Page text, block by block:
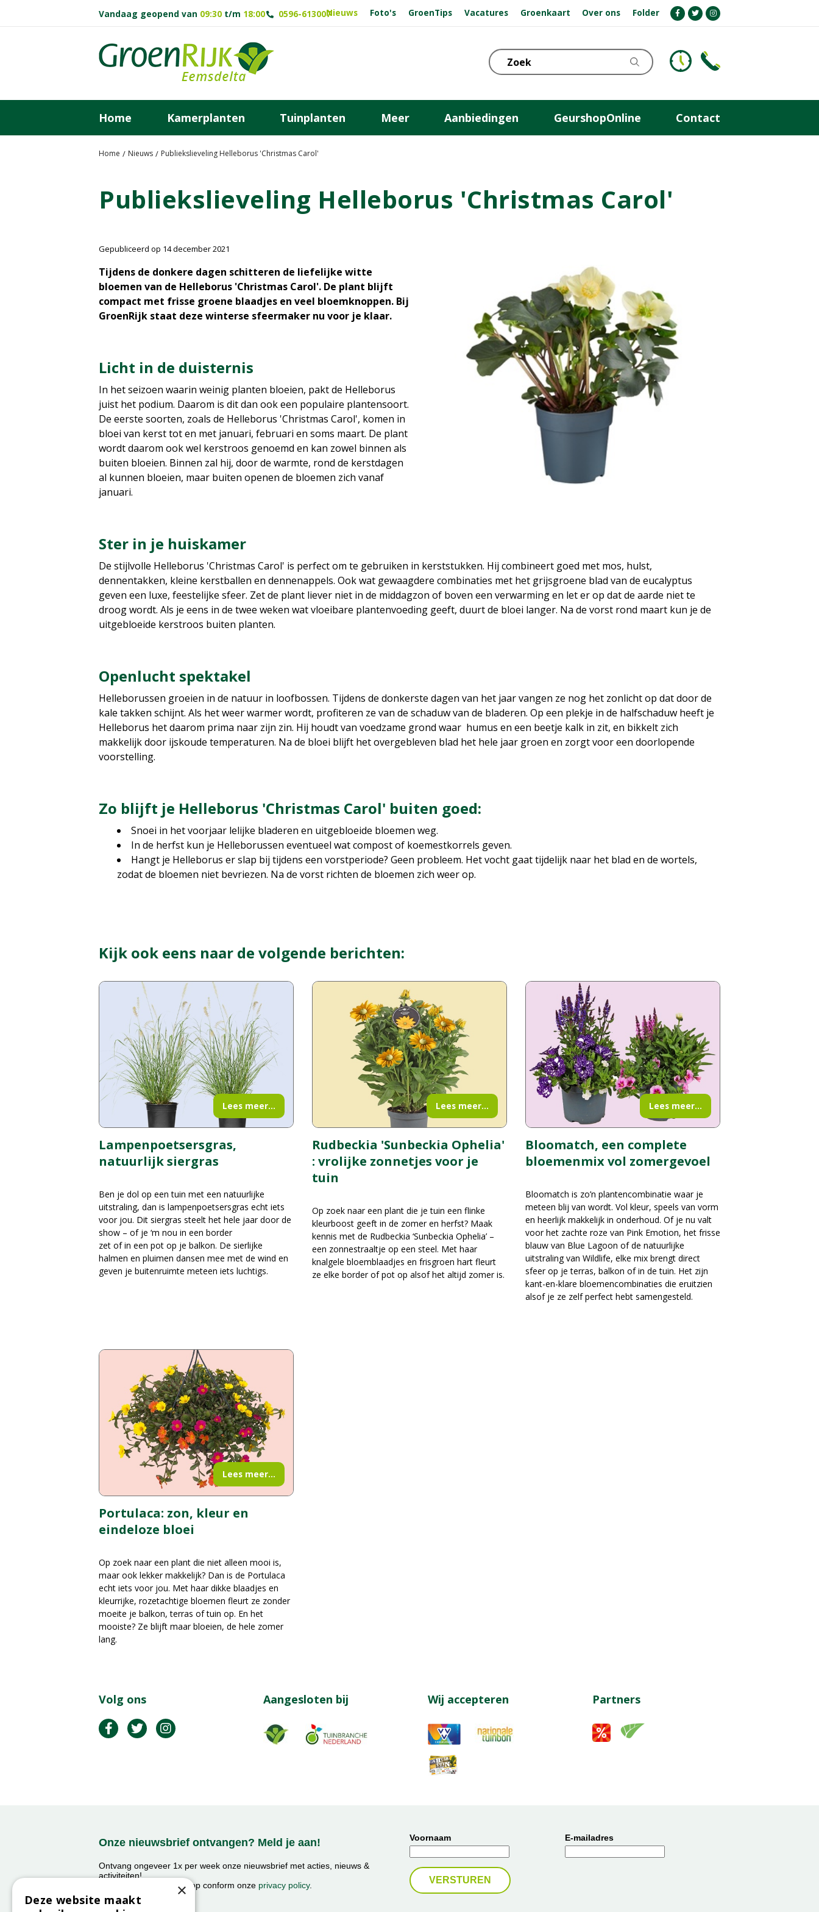
t
Home Nieuws Publiekslieveling Helleborus 'Christmas Carol'
Vandaag geopend van 09:30 t/m 18:00 0596-613007Nieuws Foto's GroenTips Vacatures Groenkaart Over ons Folder
Home Kamerplanten Tuinplanten Meer Aanbiedingen GeurshopOnline Contact
Publiekslieveling Helleborus 'Christmas Carol'
Gepubliceerd op 14 december 2021
Tijdens de donkere dagen schitteren de liefelijke witte
bloemen van de Helleborus 'Christmas Carol'. De plant blijft
compact met frisse groene blaadjes en veel bloemknoppen. Bij
GroenRijk staat deze winterse sfeermaker nu voor je klaar.
Licht in de duisternis
In het seizoen waarin weinig planten bloeien, pakt de Helleborus
juist het podium. Daarom is dit dan ook een populaire plantensoort.
De eerste soorten, zoals de Helleborus 'Christmas Carol', komen in
bloei van kerst tot en met januari, februari en soms maart. De plant
wordt daarom ook wel kerstroos genoemd en kan zowel binnen als
buiten bloeien. Binnen zal hij, door de warmte, rond de kerstdagen
al kunnen bloeien, maar buiten openen de bloemen zich vanaf
januari.
Ster in je huiskamer
De stijlvolle Helleborus 'Christmas Carol' is perfect om te gebruiken in kerststukken. Hij combineert goed met mos, hulst,
dennentakken, kleine kerstballen en dennenappels. Ook wat gewaagdere combinaties met het grijsgroene blad van de eucalyptus
geven een luxe, feestelijke sfeer. Zet de plant liever niet in de middagzon of boven een verwarming en let er op dat de aarde niet te
droog wordt. Als je eens in de twee weken wat vloeibare plantenvoeding geeft, duurt de bloei langer. Na de vorst rond maart kun je de
uitgebloeide kerstroos buiten planten.
Openlucht spektakel
Helleborussen groeien in de natuur in loofbossen. Tijdens de donkerste dagen van het jaar vangen ze nog het zonlicht op dat door de
kale takken schijnt. Als het weer warmer wordt, profiteren ze van de schaduw van de bladeren. Op een plekje in de halfschaduw heeft je
Helleborus het daarom prima naar zijn zin. Hij houdt van voedzame grond waar humus en een beetje kalk in zit, en bikkelt zich
makkelijk door ijskoude temperaturen. Na de bloei blijft het overgebleven blad het hele jaar groen en zorgt voor een doorlopende
voorstelling.
Zo blijft je Helleborus 'Christmas Carol' buiten goed:
Snoei in het voorjaar lelijke bladeren en uitgebloeide bloemen weg.
In de herfst kun je Helleborussen eventueel wat compost of koemestkorrels geven.
Hangt je Helleborus er slap bij tijdens een vorstperiode? Geen probleem. Het vocht gaat tijdelijk naar het blad en de wortels,
zodat de bloemen niet bevriezen. Na de vorst richten de bloemen zich weer op.
Kijk ook eens naar de volgende berichten:
Lampenpoetsersgras,
natuurlijk siergras
Ben je dol op een tuin met een natuurlijke
uitstraling, dan is lampenpoetsersgras echt iets
voor jou. Dit siergras steelt het hele jaar door de
show – of je ‘m nou in een border
zet of in een pot op je balkon. De sierlijke
halmen en pluimen dansen mee met de wind en
geven je buitenruimte meteen iets luchtigs.
Lees meer...
Rudbeckia 'Sunbeckia Ophelia'
: vrolijke zonnetjes voor je
tuin
Op zoek naar een plant die je tuin een flinke
kleurboost geeft in de zomer en herfst? Maak
kennis met de Rudbeckia ‘Sunbeckia Ophelia’ –
een zonnestraaltje op een steel. Met haar
knalgele bloemblaadjes en frisgroen hart fleurt
ze elke border of pot op alsof het altijd zomer is.
Lees meer...
Bloomatch, een complete
bloemenmix vol zomergevoel
Bloomatch is zo’n plantencombinatie waar je
meteen blij van wordt. Vol kleur, speels van vorm
en heerlijk makkelijk in onderhoud. Of je nu valt
voor het zachte roze van Pink Emotion, het frisse
blauw van Blue Lagoon of de natuurlijke
uitstraling van Wildlife, elke mix brengt direct
sfeer op je terras, balkon of in de tuin. Het zijn
kant-en-klare bloemencombinaties die eruitzien
alsof je ze zelf perfect hebt samengesteld.
Lees meer...
Portulaca: zon, kleur en
eindeloze bloei
Op zoek naar een plant die niet alleen mooi is,
maar ook lekker makkelijk? Dan is de Portulaca
echt iets voor jou. Met haar dikke blaadjes en
kleurrijke, rozetachtige bloemen fleurt ze zonder
moeite je balkon, terras of tuin op. En het
mooiste? Ze blijft maar bloeien, de hele zomer
lang.
Lees meer...
Volg ons Aangesloten bij Wij accepteren Partners
Onze nieuwsbrief ontvangen? Meld je aan!
Ontvang ongeveer 1x per week onze nieuwsbrief met acties, nieuws &
activiteiten!
We slaan uw gegevens op conform onze privacy policy.
Voornaam E-mailadres
×
Deze website maakt